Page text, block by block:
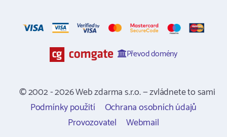
Převod domény
© 2002 - 2026 Web zdarma s.r.o. — zvládnete to sami
Podmínky použití
Ochrana osobních údajů
Provozovatel
Webmail